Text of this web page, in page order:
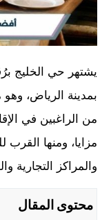
يشتهر حي الخليج
بمدينة الرياض، وهو
من الراغبين في
مزايا، ومنها القرب
والمراكز التجارية
محتوى المقال